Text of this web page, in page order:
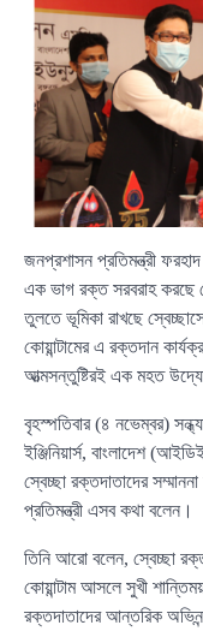
জনপ্রশাসন প্রতিমন্ত্রী
এক ভাগ রক্ত সরবরাহ করছে
তুলতে ভূমিকা রাখছে
কোয়ান্টামের এ রক্তদান
আত্মসন্তুষ্টিরই এক মহত
বৃহস্পতিবার (৪ নভেম্বর)
ইঞ্জিনিয়ার্স, বাংলাদেশ
স্বেচ্ছা রক্তদাতাদের
প্রতিমন্ত্রী এসব কথা বলেন।
তিনি আরো বলেন, স্বেচ্ছা
কোয়ান্টাম আসলে সুখী
রক্তদাতাদের আন্তরিক